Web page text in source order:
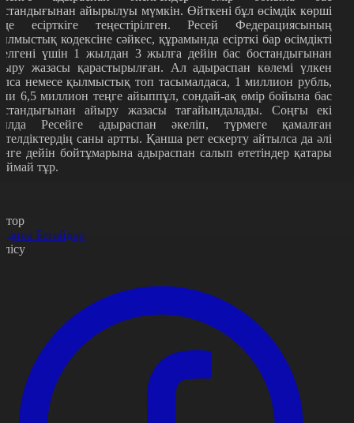
айырылуы мүмкін. Өйткені бұл өсімдік көрші
есірткіге теңестірілген. Ресей Федерациясының
кодексіне сәйкес, құрамында есірткі бар өсімдікті
үшін 1 жылдан 3 жылға дейін бас бостандығынан
жазасы қарастырылған. Ал адыраспан көлемі үлкен
немесе қылмыстық топ тасымалдаса, 1 миллион рубль,
6,5 миллион теңге айыппұл, сондай-ақ өмір бойына бас
айыру жазасы тағайындалады. Соңғы екі
Ресейге адыраспан әкеліп, түрмеге қамалған
саны артты. Қанша рет ескерту айтылса да әлі
дейін бойтұмарына адыраспан салып өтетіндер қатары
тұр.
Бегайдар